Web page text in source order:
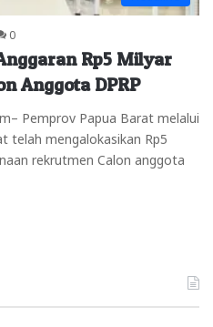
0
Rp5 Milyar
Anggota DPRP
Pemprov Papua Barat melalui
telah mengalokasikan Rp5
rekrutmen Calon anggota